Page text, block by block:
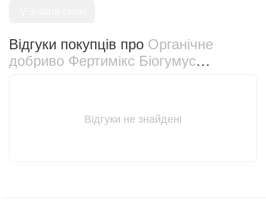
Відгуки покупців про Органічне
добриво Фертимікс Біогумус
Відгуки не знайдені